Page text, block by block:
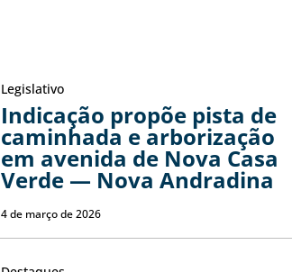
Legislativo
Indicação propõe pista de
caminhada e arborização
em avenida de Nova Casa
Verde — Nova Andradina
4 de março de 2026